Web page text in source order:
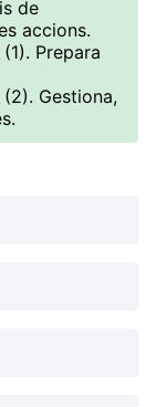
de
accions.
Prepara
Gestiona,